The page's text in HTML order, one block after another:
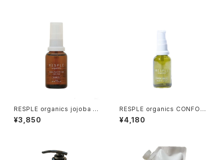
RESPLE organics jojoba Sk
in Oil 30ml
¥3,850
RESPLE organics CONFOR
T SKIN OIL 30ml
¥4,180